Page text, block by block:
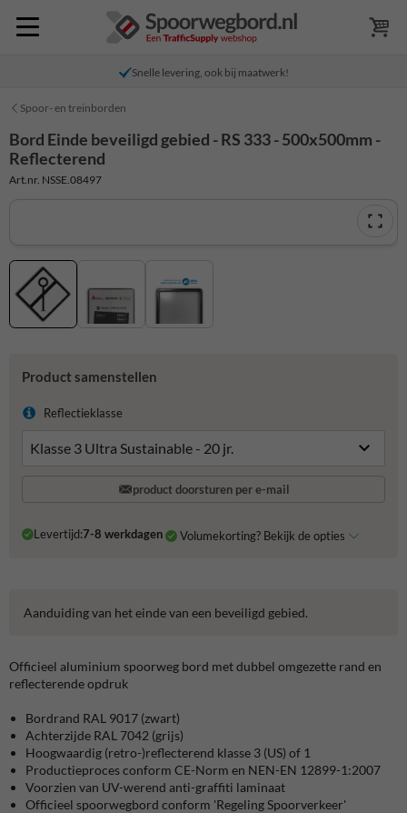
Snelle levering, ook bij maatwerk!
Spoor- en treinborden
Bord Einde beveiligd gebied - RS 333 - 500x500mm -
Reflecterend
Art.nr. NSSE.08497
Product samenstellen
Reflectieklasse
product doorsturen per e-mail
Levertijd:7-8 werkdagen Volumekorting? Bekijk de opties
Aanduiding van het einde van een beveiligd gebied.
Officieel aluminium spoorweg bord met dubbel omgezette rand en
reflecterende opdruk
Bordrand RAL 9017 (zwart)
Achterzijde RAL 7042 (grijs)
Hoogwaardig (retro-)reflecterend klasse 3 (US) of 1
Productieproces conform CE-Norm en NEN-EN 12899-1:2007
Voorzien van UV-werend anti-graffiti laminaat
Officieel spoorwegbord conform 'Regeling Spoorverkeer'